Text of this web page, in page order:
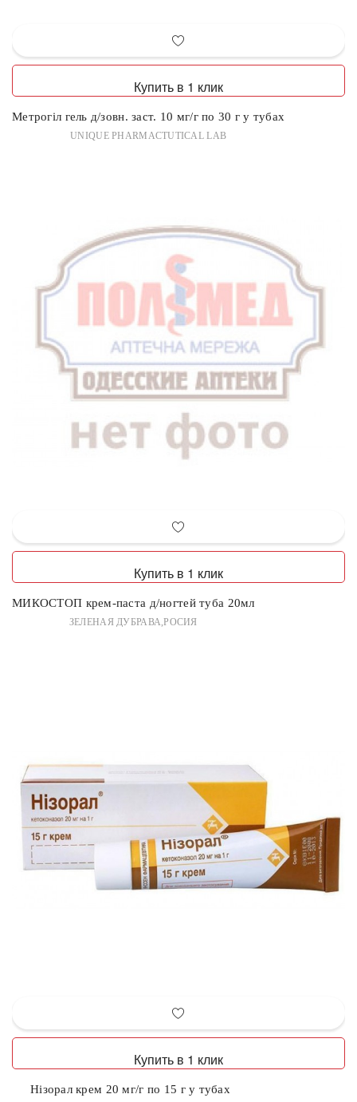
Купить в 1 клик
Метрогіл гель д/зовн. заст. 10 мг/г по 30 г у тубах
UNIQUE PHARMACTUTICAL LAB
Купить в 1 клик
МИКОСТОП крем-паста д/ногтей туба 20мл
ЗЕЛЕНАЯ ДУБРАВА,РОСИЯ
Купить в 1 клик
Нізорал крем 20 мг/г по 15 г у тубах